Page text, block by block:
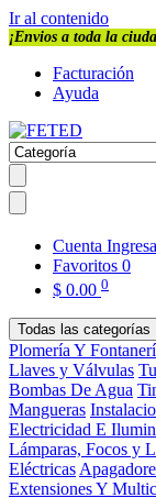
Ir al contenido
¡Envios a toda la
Facturación
Ayuda
Cuenta
Favoritos 0
$ 0.00 0
Todas las categorías
Plomería Y
Llaves y Válvulas
Bombas De Agua
Mangueras
Electricidad E
Lámparas, Focos y
Eléctricas
Extensiones Y